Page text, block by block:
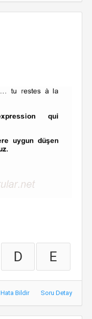
D E
Hata Bildir Soru Detay